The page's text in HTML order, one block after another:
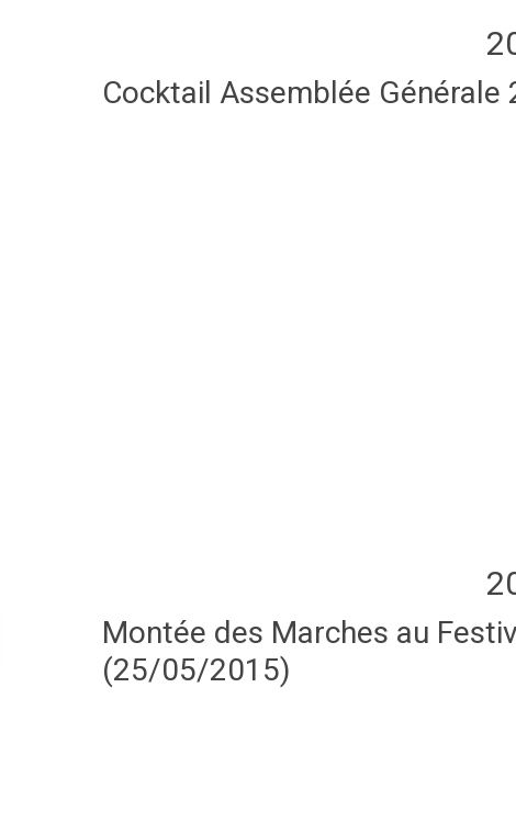
Cocktail Assemblée
Montée des Marches au
(25/05/2015)